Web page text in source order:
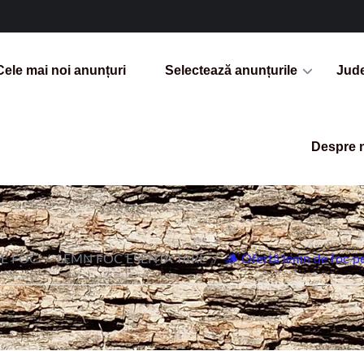
mai noi anunțuri Selectează anunțurile
Despre
FOC / LEMN FOC ESENTA TARE / 🪵 Ofertă lemn de foc